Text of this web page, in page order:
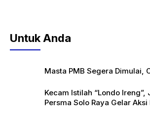
Untuk Anda
Masta PMB Segera Dimulai,
Kecam Istilah “Londo Ireng”,
Persma Solo Raya Gelar Aksi